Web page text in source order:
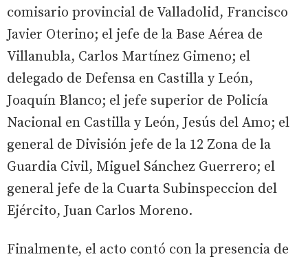
comisario provincial de Valladolid, Francisco
Javier Oterino; el jefe de la Base Aérea de
Villanubla, Carlos Martínez Gimeno; el
delegado de Defensa en Castilla y León,
Joaquín Blanco; el jefe superior de Policía
Nacional en Castilla y León, Jesús del Amo; el
general de División jefe de la 12 Zona de la
Guardia Civil, Miguel Sánchez Guerrero; el
general jefe de la Cuarta Subinspeccion del
Ejército, Juan Carlos Moreno.
Finalmente, el acto contó con la presencia de